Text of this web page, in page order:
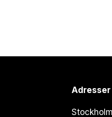
Adresser
Stockholm